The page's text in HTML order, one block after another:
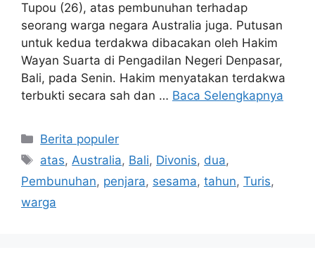
Tupou (26), atas pembunuhan terhadap
seorang warga negara Australia juga. Putusan
untuk kedua terdakwa dibacakan oleh Hakim
Wayan Suarta di Pengadilan Negeri Denpasar,
Bali, pada Senin. Hakim menyatakan terdakwa
terbukti secara sah dan … Baca Selengkapnya
Kategori
Berita populer
Tag
atas,Australia, Bali, Divonis, dua,
Pembunuhan, penjara, sesama, tahun, Turis,
warga